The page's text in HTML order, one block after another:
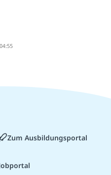
Zum Ausbildungsportal